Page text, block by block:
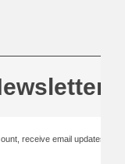
receive email updates and